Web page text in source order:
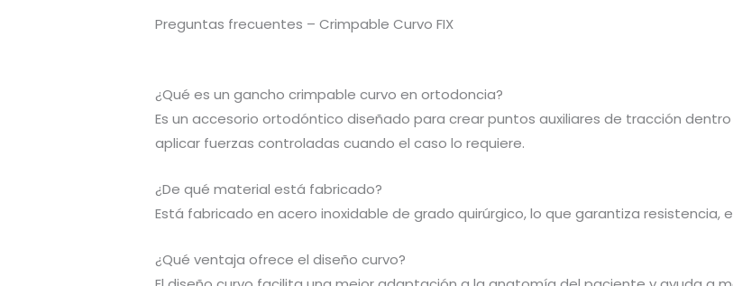
Preguntas frecuentes – Crimpable Curvo FIX
¿Qué es un gancho crimpable curvo en ortodoncia?
Es un accesorio ortodóntico diseñado para crear puntos auxiliares de tracción
aplicar fuerzas controladas cuando el caso lo requiere.
¿De qué material está fabricado?
Está fabricado en acero inoxidable de grado quirúrgico, lo que garantiza resistencia,
¿Qué ventaja ofrece el diseño curvo?